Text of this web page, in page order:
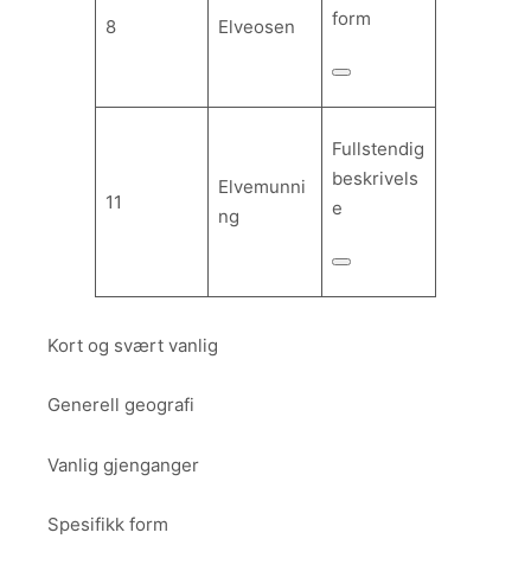
8 Elveosen form
11
Elvemunni
ng
Fullstendig
beskrivels
e
Kort og svært vanlig
Generell geografi
Vanlig gjenganger
Spesifikk form